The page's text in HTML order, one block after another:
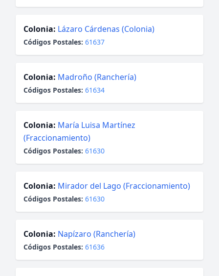
Colonia: Lázaro Cárdenas (Colonia)
Códigos Postales: 61637
Colonia: Madroño (Ranchería)
Códigos Postales: 61634
Colonia: María Luisa Martínez
(Fraccionamiento)
Códigos Postales: 61630
Colonia: Mirador del Lago (Fraccionamiento)
Códigos Postales: 61630
Colonia: Napízaro (Ranchería)
Códigos Postales: 61636